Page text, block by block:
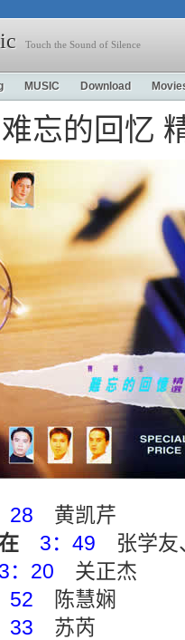
Touch the Sound of Silence
MUSIC Download
忘的回忆
28 黄凯芹
3：49 张学友
3：20 关正杰
52 陈慧娴
33 苏芮